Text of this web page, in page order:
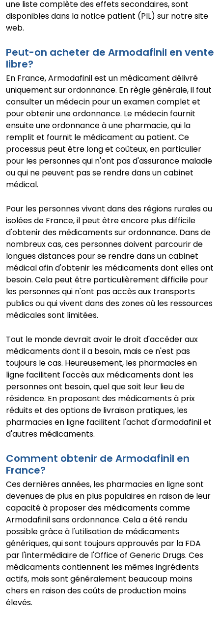
une liste complète des effets secondaires, sont
disponibles dans la notice patient (PIL) sur notre site
web.
Peut-on acheter de Armodafinil en vente
libre?
En France, Armodafinil est un médicament délivré
uniquement sur ordonnance. En règle générale, il faut
consulter un médecin pour un examen complet et
pour obtenir une ordonnance. Le médecin fournit
ensuite une ordonnance à une pharmacie, qui la
remplit et fournit le médicament au patient. Ce
processus peut être long et coûteux, en particulier
pour les personnes qui n'ont pas d'assurance maladie
ou qui ne peuvent pas se rendre dans un cabinet
médical.
Pour les personnes vivant dans des régions rurales ou
isolées de France, il peut être encore plus difficile
d'obtenir des médicaments sur ordonnance. Dans de
nombreux cas, ces personnes doivent parcourir de
longues distances pour se rendre dans un cabinet
médical afin d'obtenir les médicaments dont elles ont
besoin. Cela peut être particulièrement difficile pour
les personnes qui n'ont pas accès aux transports
publics ou qui vivent dans des zones où les ressources
médicales sont limitées.
Tout le monde devrait avoir le droit d'accéder aux
médicaments dont il a besoin, mais ce n'est pas
toujours le cas. Heureusement, les pharmacies en
ligne facilitent l'accès aux médicaments dont les
personnes ont besoin, quel que soit leur lieu de
résidence. En proposant des médicaments à prix
réduits et des options de livraison pratiques, les
pharmacies en ligne facilitent l'achat d'armodafinil et
d'autres médicaments.
Comment obtenir de Armodafinil en
France?
Ces dernières années, les pharmacies en ligne sont
devenues de plus en plus populaires en raison de leur
capacité à proposer des médicaments comme
Armodafinil sans ordonnance. Cela a été rendu
possible grâce à l'utilisation de médicaments
génériques, qui sont toujours approuvés par la FDA
par l'intermédiaire de l'Office of Generic Drugs. Ces
médicaments contiennent les mêmes ingrédients
actifs, mais sont généralement beaucoup moins
chers en raison des coûts de production moins
élevés.